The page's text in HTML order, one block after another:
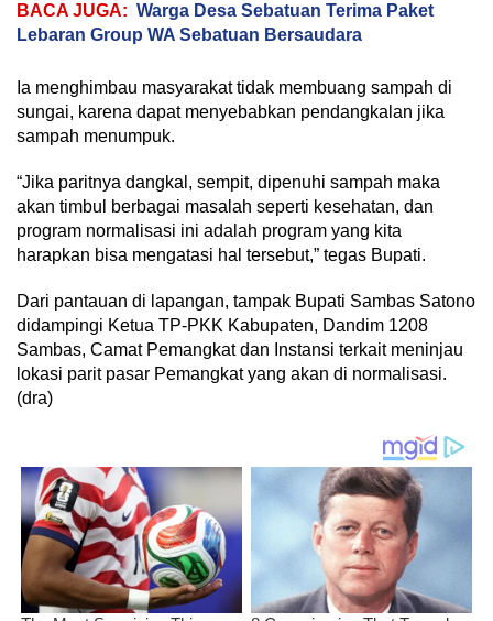
BACA JUGA: Warga Desa Sebatuan Terima Paket
Lebaran Group WA Sebatuan Bersaudara
Ia menghimbau masyarakat tidak membuang sampah di
sungai, karena dapat menyebabkan pendangkalan jika
sampah menumpuk.
“Jika paritnya dangkal, sempit, dipenuhi sampah maka
akan timbul berbagai masalah seperti kesehatan, dan
program normalisasi ini adalah program yang kita
harapkan bisa mengatasi hal tersebut,” tegas Bupati.
Dari pantauan di lapangan, tampak Bupati Sambas Satono
didampingi Ketua TP-PKK Kabupaten, Dandim 1208
Sambas, Camat Pemangkat dan Instansi terkait meninjau
lokasi parit pasar Pemangkat yang akan di normalisasi.
(dra)